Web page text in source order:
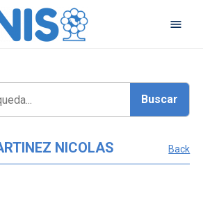
NICOLAS Back